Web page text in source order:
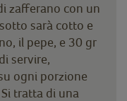
zafferano con un
sarà cotto e
il pepe, e 30 gr
servire,
ogni porzione
tratta di una